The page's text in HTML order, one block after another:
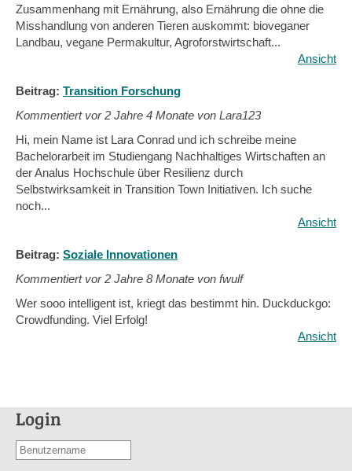
Zusammenhang mit Ernährung, also Ernährung die ohne die
Misshandlung von anderen Tieren auskommt: bioveganer
Landbau, vegane Permakultur, Agroforstwirtschaft...
Ansicht
Beitrag: Transition Forschung
Kommentiert vor2 Jahre 4 Monate von Lara123
Hi, mein Name ist Lara Conrad und ich schreibe meine
Bachelorarbeit im Studiengang Nachhaltiges Wirtschaften an
der Analus Hochschule über Resilienz durch
Selbstwirksamkeit in Transition Town Initiativen. Ich suche
noch...
Ansicht
Beitrag: Soziale Innovationen
Kommentiert vor2 Jahre 8 Monate von fwulf
Wer sooo intelligent ist, kriegt das bestimmt hin. Duckduckgo:
Crowdfunding. Viel Erfolg!
Ansicht
Login
Benutzername